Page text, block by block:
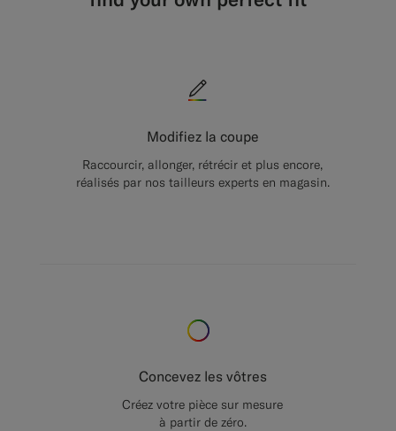
Modifiez la coupe
Raccourcir, allonger, rétrécir et plus encore,
réalisés par nos tailleurs experts en magasin.
Concevez les vôtres
Créez votre pièce sur mesure
à partir de zéro.